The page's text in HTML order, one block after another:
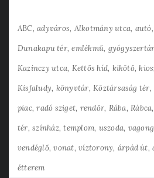
ABC adyváros Alkotmány utca autó
Dunakapu tér emlékmű
Kazinczy utca Kettős híd kikötő
Kisfaludy könyvtár Köztársaság tér
piac radó sziget rendőr Rába Rábca
tér színház templom uszoda
vendéglő vonat víztorony árpád út
étterem